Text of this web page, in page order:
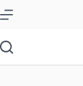
Inhalt